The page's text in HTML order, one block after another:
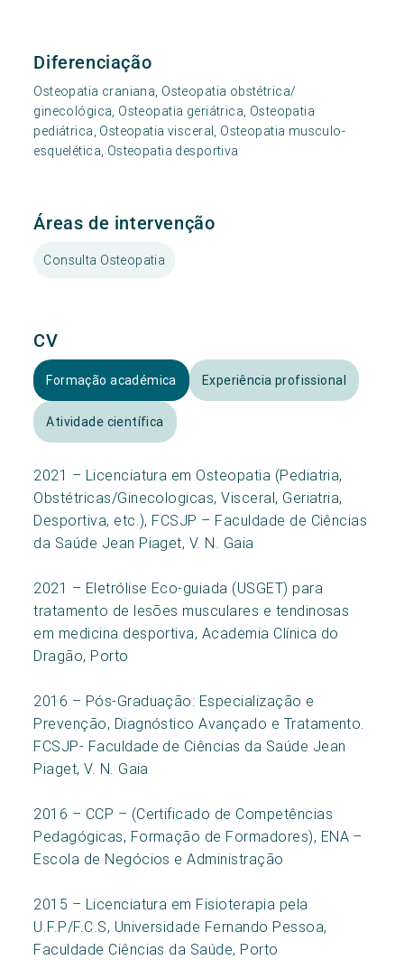
Diferenciação
Osteopatia craniana, Osteopatia obstétrica/
ginecológica, Osteopatia geriátrica, Osteopatia
pediátrica, Osteopatia visceral, Osteopatia musculo-
esquelética, Osteopatia desportiva
Áreas de intervenção
Consulta Osteopatia
CV
Formação académica Experiência profissional
Atividade científica
2021 – Licenciatura em Osteopatia (Pediatria,
Obstétricas/Ginecologicas, Visceral, Geriatria,
Desportiva, etc.), FCSJP – Faculdade de Ciências
da Saúde Jean Piaget, V. N. Gaia
2021 – Eletrólise Eco-guiada (USGET) para
tratamento de lesões musculares e tendinosas
em medicina desportiva, Academia Clínica do
Dragão, Porto
2016 – Pós-Graduação: Especialização e
Prevenção, Diagnóstico Avançado e Tratamento.
FCSJP- Faculdade de Ciências da Saúde Jean
Piaget, V. N. Gaia
2016 – CCP – (Certificado de Competências
Pedagógicas, Formação de Formadores), ENA –
Escola de Negócios e Administração
2015 – Licenciatura em Fisioterapia pela
U.F.P/F.C.S, Universidade Fernando Pessoa,
Faculdade Ciências da Saúde, Porto